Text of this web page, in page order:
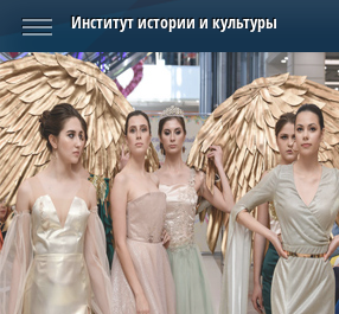
Институт истории и культуры